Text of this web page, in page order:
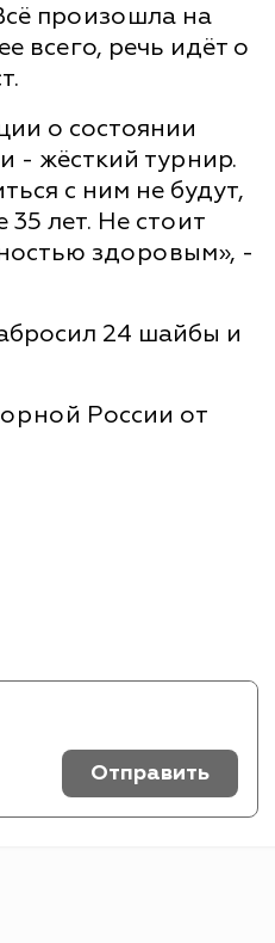
произошла на
всего, речь идёт о
о состоянии
- жёсткий турнир.
с ним не будут,
лет. Не стоит
здоровым», -
24 шайбы и
России от
Отправить